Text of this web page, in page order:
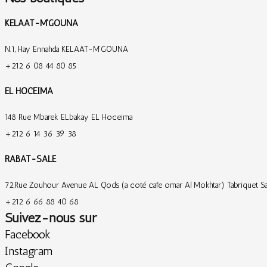
KELAAT-M’GOUNA
N.1, Hay Ennahda KELAAT-M’GOUNA
+212 6 08 44 80 85
EL HOCEIMA
148 Rue Mbarek ELbakay EL Hoceima
+212 6 14 36 39 38
RABAT-SALE
72,Rue Zouhour Avenue AL Qods (a coté cafe omar Al Mokhtar) Tabriquet
+212 6 66 88 40 68
Suivez-nous sur
Facebook
Instagram